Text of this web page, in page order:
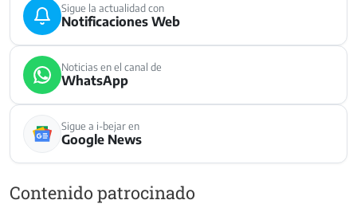
Sigue la actualidad con
Notificaciones Web
Noticias en el canal de
WhatsApp
Sigue a i-bejar en
Google News
Contenido patrocinado